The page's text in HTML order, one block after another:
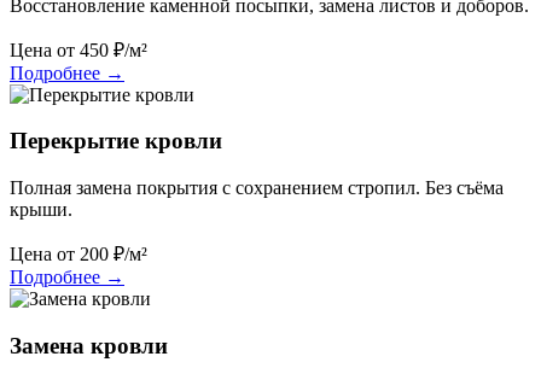
Восстановление каменной посыпки, замена листов и доборов.
Цена от 450 ₽/м²
Подробнее →
Перекрытие кровли
Полная замена покрытия с сохранением стропил. Без съёма
крыши.
Цена от 200 ₽/м²
Подробнее →
Замена кровли